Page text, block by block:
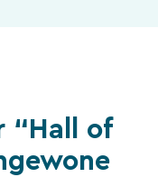
“Hall of